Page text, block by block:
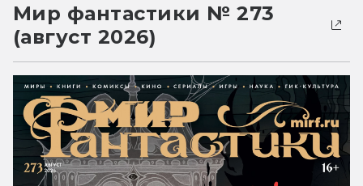
Мир фантастики № 273
(август 2026)